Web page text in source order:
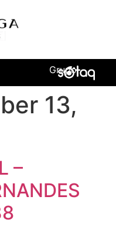
Grupo
13,
–